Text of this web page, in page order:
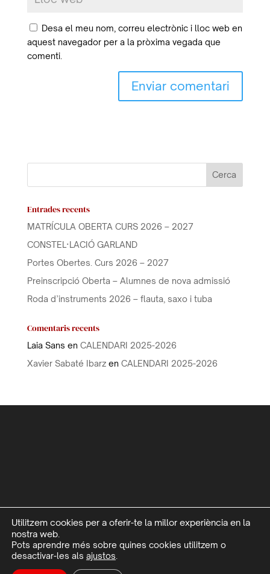
Desa el meu nom, correu electrònic i lloc web en
aquest navegador per a la pròxima vegada que
comenti.
Entrades recents
MATRÍCULA OBERTA CURS 2026 – 2027
CONSTEL·LACIÓ GARLAND
Portes Obertes. Curs 2026 – 2027
Preinscripció Oberta – Alumnes de nova admissió
Roda d’instruments 2026 – flauta, saxo i tuba
Comentaris recents
Laia Sans en CALENDARI 2025-2026
Xavier Sabaté Ibarzen CALENDARI 2025-2026
©L'estudi 2020 | Desarollo web
Utilitzem cookies per a oferir-te la millor experiència en la
nostra web.
Pots aprendre més sobre quines cookies utilitzem o
desactivar-les als ajustos